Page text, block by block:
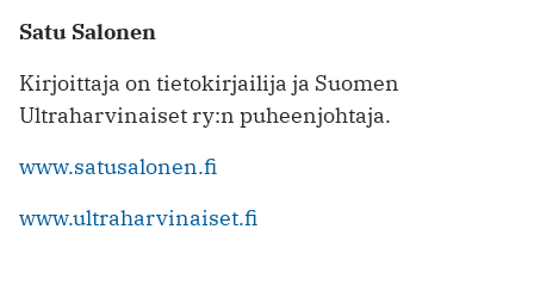
Satu Salonen
Kirjoittaja on tietokirjailija ja Suomen
Ultraharvinaiset ry:n puheenjohtaja.
www.satusalonen.fi
www.ultraharvinaiset.fi